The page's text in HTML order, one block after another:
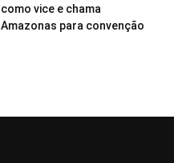
como vice e chama
Amazonas para convenção